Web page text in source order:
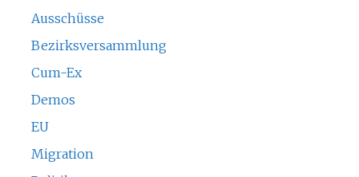
Ausschüsse
Bezirksversammlung
Cum-Ex
Demos
EU
Migration